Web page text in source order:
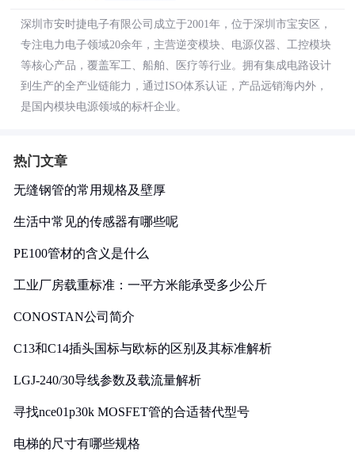
深圳市安时捷电子有限公司成立于2001年，位于深圳市宝安区，
专注电力电子领域20余年，主营逆变模块、电源仪器、工控模块
等核心产品，覆盖军工、船舶、医疗等行业。拥有集成电路设计
到生产的全产业链能力，通过ISO体系认证，产品远销海内外，
是国内模块电源领域的标杆企业。
热门文章
无缝钢管的常用规格及壁厚
生活中常见的传感器有哪些呢
PE100管材的含义是什么
工业厂房载重标准：一平方米能承受多少公斤
CONOSTAN公司简介
C13和C14插头国标与欧标的区别及其标准解析
LGJ-240/30导线参数及载流量解析
寻找nce01p30k MOSFET管的合适替代型号
电梯的尺寸有哪些规格